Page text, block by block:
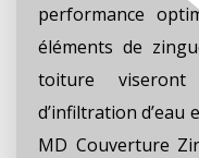
performance
éléments de
toiture
d’infiltration d’eau
MD Couverture